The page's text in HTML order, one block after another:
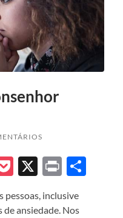
Pocket
X Print
pessoas, inclusive
ansiedade. Nos